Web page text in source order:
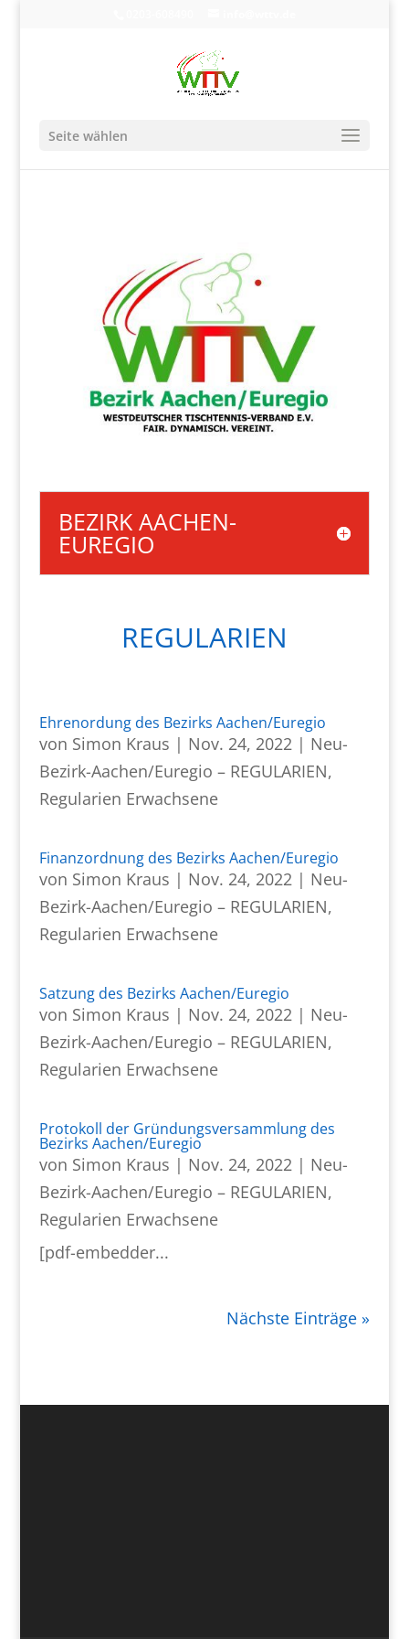
Seite wählen
BEZIRK AACHEN-
EUREGIO
REGULARIEN
Ehrenordung des Bezirks Aachen/Euregio
von Simon Kraus | Nov. 24, 2022| Neu-
Bezirk-Aachen/Euregio – REGULARIEN,
Regularien Erwachsene
Finanzordnung des Bezirks Aachen/Euregio
von Simon Kraus | Nov. 24, 2022| Neu-
Bezirk-Aachen/Euregio – REGULARIEN,
Regularien Erwachsene
Satzung des Bezirks Aachen/Euregio
von Simon Kraus | Nov. 24, 2022| Neu-
Bezirk-Aachen/Euregio – REGULARIEN,
Regularien Erwachsene
Protokoll der Gründungsversammlung des
Bezirks Aachen/Euregio
von Simon Kraus | Nov. 24, 2022| Neu-
Bezirk-Aachen/Euregio – REGULARIEN,
Regularien Erwachsene
[pdf-embedder...
Nächste Einträge »